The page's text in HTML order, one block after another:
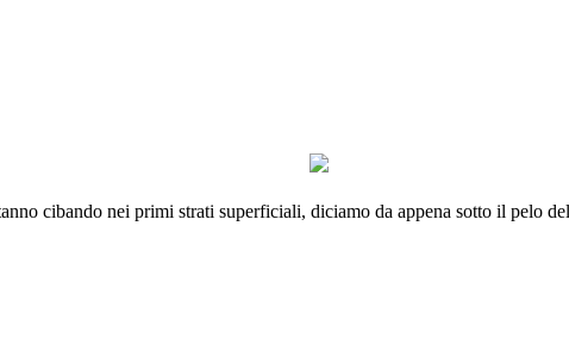
cibando nei primi strati superficiali, diciamo da appena sotto il pelo